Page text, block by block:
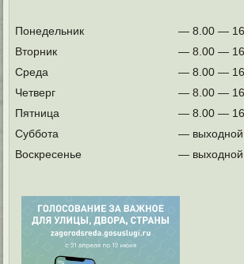
Понедельник
— 8.00 —
Вторник
— 8.00 —
Среда
— 8.00 —
Четверг
— 8.00 —
Пятница
— 8.00 —
Суббота
— выходной
Воскресенье
— выходной